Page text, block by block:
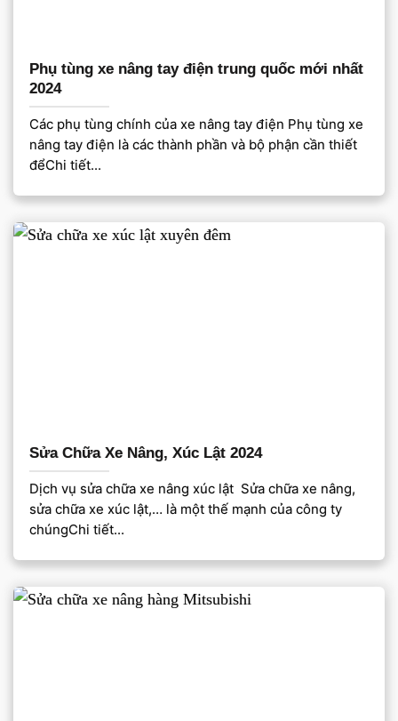
Phụ tùng xe nâng tay điện trung quốc mới nhất
2024
Các phụ tùng chính của xe nâng tay điện Phụ tùng xe
nâng tay điện là các thành phần và bộ phận cần thiết
đểChi tiết...
Sửa Chữa Xe Nâng, Xúc Lật 2024
Dịch vụ sửa chữa xe nâng xúc lật Sửa chữa xe nâng,
sửa chữa xe xúc lật,… là một thế mạnh của công ty
chúngChi tiết...